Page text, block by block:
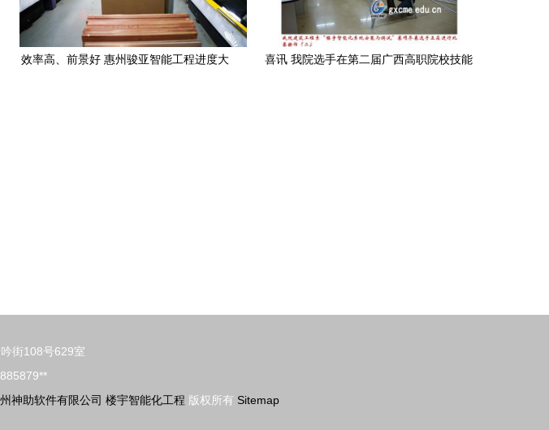
效率高、前景好 惠州骏亚智能工程进度大
喜讯 我院选手在第二届广西高职院校技能
街108号629室
神助软件有限公司 楼宇智能化工程 版权所有 Sitemap